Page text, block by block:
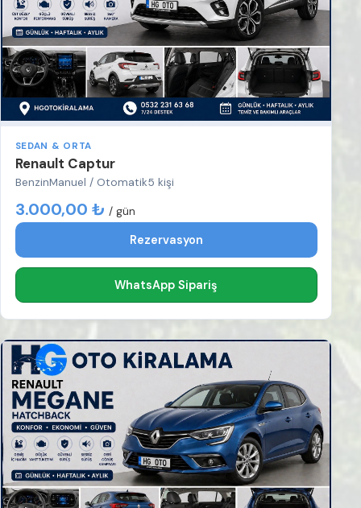
SEDAN & ORTA
Renault Captur
BenzinManuel / Otomatik5 kişi
3.000,00 ₺ / gün
Rezervasyon
WhatsApp Sipariş